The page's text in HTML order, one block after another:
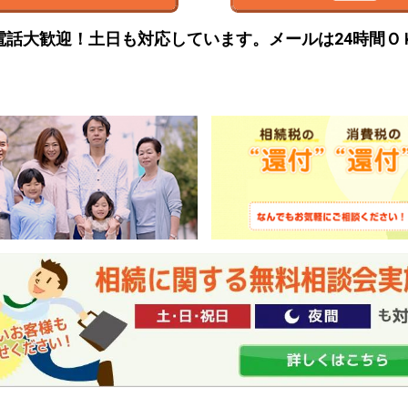
話大歓迎！土日も対応しています。 メールは24時間Ｏ